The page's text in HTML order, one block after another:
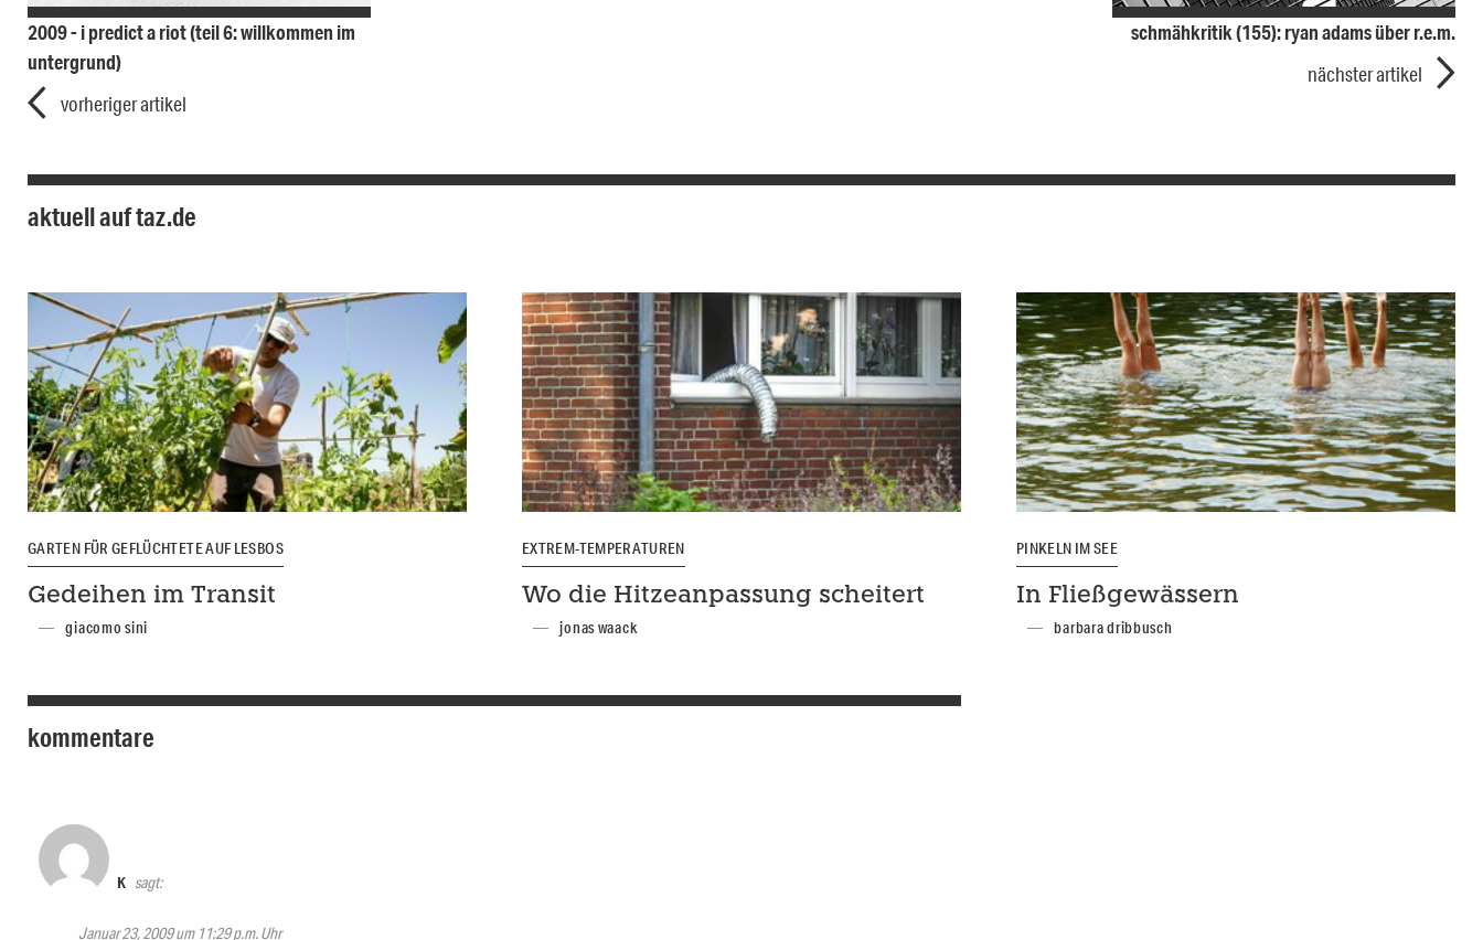
2009 - i predict a riot (teil 6: willkommen im
untergrund)
vorheriger artikel
schmähkritik (155): ryan adams über r.e.m.
nächster artikel
aktuell auf taz.de
GARTEN FÜR GEFLÜCHTETE AUF LESBOS
Gedeihen im Transit
giacomo sini
EXTREM-TEMPERATUREN
Wo die Hitzeanpassung scheitert
jonas waack
PINKELN IM SEE
In Fließgewässern
barbara dribbusch
kommentare
K sagt:
Januar 23, 2009 um 11:29 p.m. Uhr